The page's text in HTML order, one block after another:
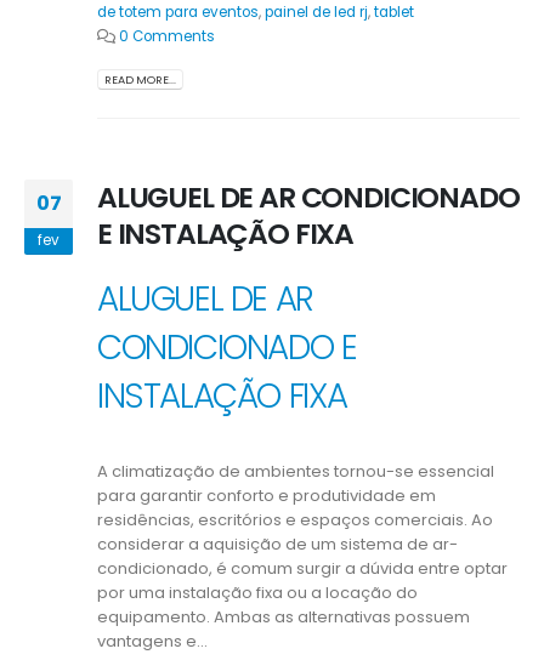
de totem para eventos,painel de led rj,tablet
0 Comments
READ MORE...
07
fev
ALUGUEL DE AR CONDICIONADO
E INSTALAÇÃO FIXA
ALUGUEL DE AR
CONDICIONADO E
INSTALAÇÃO FIXA
A climatização de ambientes tornou-se essencial
para garantir conforto e produtividade em
residências, escritórios e espaços comerciais. Ao
considerar a aquisição de um sistema de ar-
condicionado, é comum surgir a dúvida entre optar
por uma instalação fixa ou a locação do
equipamento. Ambas as alternativas possuem
vantagens e...